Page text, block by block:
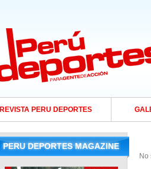
REVISTA PERU DEPORTES
PERU DEPORTES MAGAZINE
No